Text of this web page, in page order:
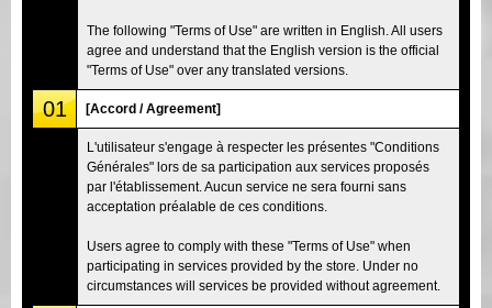
The following "Terms of Use" are written in English. All users
agree and understand that the English version is the official
"Terms of Use" over any translated versions.
01 [Accord / Agreement]
L'utilisateur s'engage à respecter les présentes "Conditions
Générales" lors de sa participation aux services proposés
par l'établissement. Aucun service ne sera fourni sans
acceptation préalable de ces conditions.
Users agree to comply with these "Terms of Use" when
participating in services provided by the store. Under no
circumstances will services be provided without agreement.